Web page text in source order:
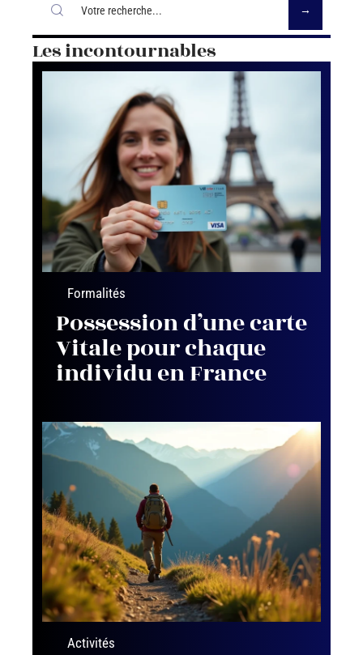
Les incontournables
Formalités
Possession d’une carte
Vitale pour chaque
individu en France
Activités